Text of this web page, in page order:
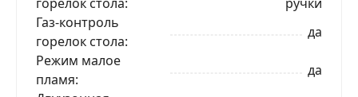
Газ-контроль
горелок стола
да
Режим малое
пламя
да
ЗАКАЗАТЬ В 1 КЛИК